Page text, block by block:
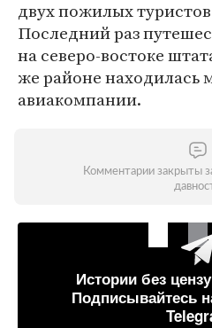
двух пожилых
Последний раз
на северо-востоке
же районе находилась
авиакомпании.
Комментарии закрыты
Истории без
Подписывайтесь